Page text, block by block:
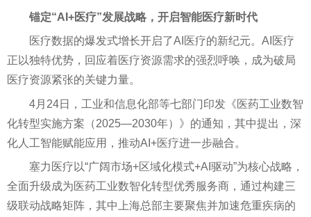
锚定“AI+医疗”发展战略，开启智能医疗新时代
医疗数据的爆发式增长开启了AI医疗的新纪元。AI医疗
正以独特优势，回应着医疗资源需求的强烈呼唤，成为破局
医疗资源紧张的关键力量。
4月24日，工业和信息化部等七部门印发《医药工业数智
化转型实施方案（2025—2030年）》的通知，其中提出，深
化人工智能赋能应用，推动AI+医疗进一步融合。
塞力医疗以“广阔市场+区域化模式+AI驱动”为核心战略，
全面升级成为医药工业数智化转型优秀服务商，通过构建三
级联动战略矩阵，其中上海总部主要聚焦并加速危重疾病的